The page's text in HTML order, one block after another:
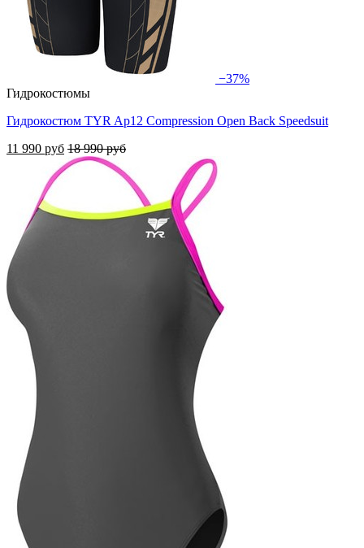
−37%
Гидрокостюмы
Гидрокостюм TYR Ap12 Compression Open Back Speedsuit
11 990 руб 18 990 руб